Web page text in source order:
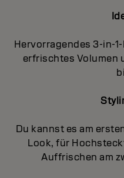
Hervorragendes 3-in-
erfrischtes Volumen
Du kannst es am
Look, für
Auffrischen am